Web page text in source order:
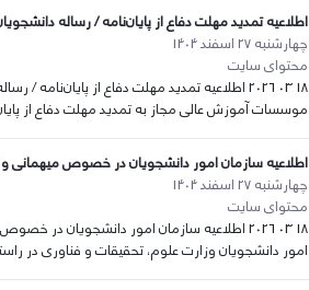
اطلاعیه تمدید مهلت دفاع از پایان‌نامه‌ / رساله‌
چهارشنبه 27 اسفند 1404
محتوای سایت
18 03 2026 اطلاعیه تمدید مهلت دفاع از
موسسات آموزش عالی مجاز به تمدید مهلت دفاع از
اطلاعیه سازمان امور دانشجویان در خصوص میهمانی و
چهارشنبه 27 اسفند 1404
محتوای سایت
18 03 2026 اطلاعیه سازمان امور دانشجویان
امور دانشجویان وزارت علوم، تحقیقات و فناوری در